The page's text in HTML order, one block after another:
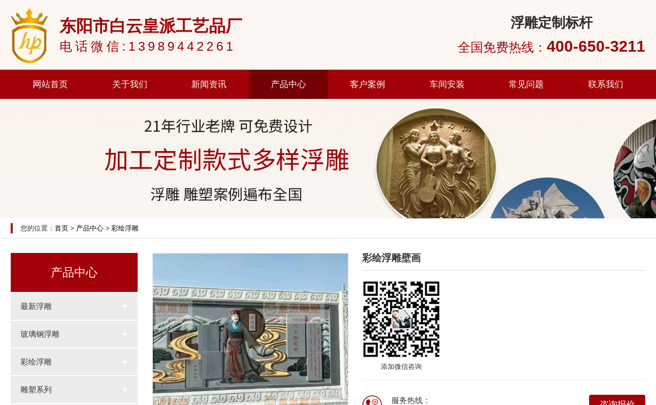
东阳市白云皇派工艺品厂
电话微信:13989442261
浮雕定制标杆
全国免费热线： 400-650-3211
网站首页 关于我们 新闻资讯 产品中心 客户案例 车间安装 常见问题 联系我们
您的位置： 首页 > 产品中心 > 彩绘浮雕
产品中心
最新浮雕
玻璃钢浮雕
彩绘浮雕
雕塑系列
彩绘浮雕壁画
添加微信咨询
服务热线：